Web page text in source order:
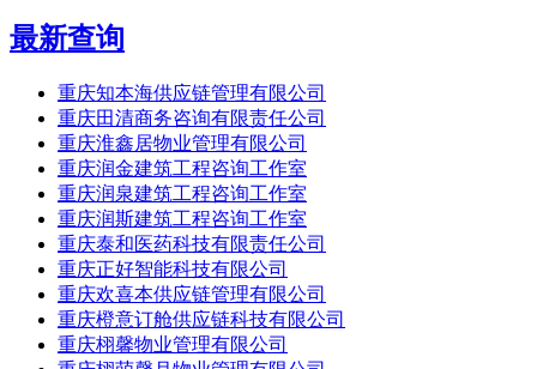
最新查询
重庆知本海供应链管理有限公司
重庆田清商务咨询有限责任公司
重庆淮鑫居物业管理有限公司
重庆润金建筑工程咨询工作室
重庆润泉建筑工程咨询工作室
重庆润斯建筑工程咨询工作室
重庆泰和医药科技有限责任公司
重庆正好智能科技有限公司
重庆欢喜本供应链管理有限公司
重庆橙意订舱供应链科技有限公司
重庆栩馨物业管理有限公司